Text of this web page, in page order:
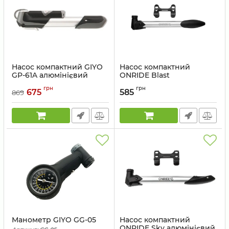
Насос компактний GIYO
GP-61A алюмінієвий
манометром
Артикул: GP-61A
869 675 грн
Насос компактний
ONRIDE Blast
манометром
Артикул: 69311100019
585 грн
Манометр GIYO GG-05
Насос компактний